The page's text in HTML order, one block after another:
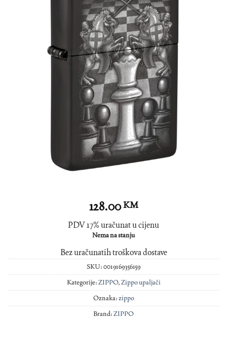
128.00KM
PDV 17% uračunat u cijenu
Nema na stanju
Bez uračunatih troškova dostave
SKU:0019169356159
Kategorije:ZIPPO,Zippo upaljači
Oznaka:zippo
Brand:ZIPPO